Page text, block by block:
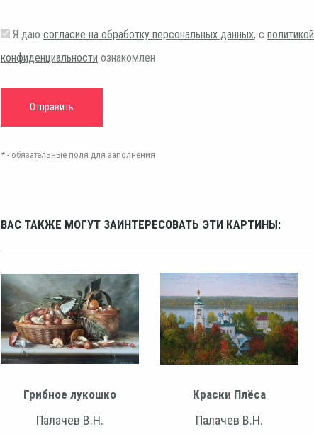
Я даю согласие на обработку персональных данных, с политикой
конфиденциальности ознакомлен
* - обязательные поля для заполнения
ВАС ТАКЖЕ МОГУТ ЗАИНТЕРЕСОВАТЬ ЭТИ КАРТИНЫ:
Грибное лукошко
Палачев В.Н.
Краски Плёса
Палачев В.Н.